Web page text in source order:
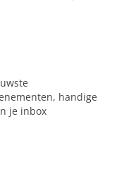
handige
je inbox